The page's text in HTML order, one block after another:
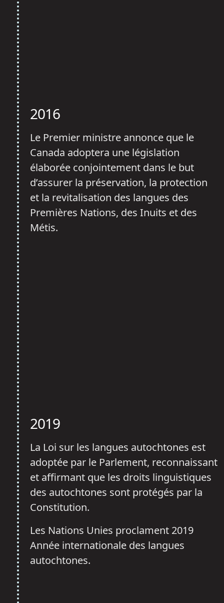
2016
Le Premier ministre annonce que le
Canada adoptera une législation
élaborée conjointement dans le but
d’assurer la préservation, la protection
et la revitalisation des langues des
Premières Nations, des Inuits et des
Métis.
2019
La Loi sur les langues autochtones est
adoptée par le Parlement, reconnaissant
et affirmant que les droits linguistiques
des autochtones sont protégés par la
Constitution.
Les Nations Unies proclament 2019
Année internationale des langues
autochtones.